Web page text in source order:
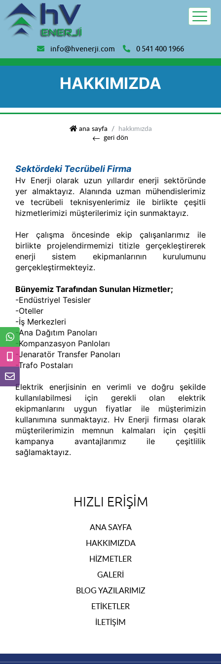
info@hvenerji.com 0 541 400 1966
HAKKIMIZDA
ana sayfahv enerji sakarya
hakkımızda
geri dön
HIZLI ERIŞIM
ANA SAYFA
HAKKIMIZDA
HIZMETLER
GALERI
BLOG YAZILARIMIZ
ETIKETLER
İLETIŞIM
Sektördeki Tecrübeli Firma
Hv Enerji olarak uzun yıllardır enerji sektöründe
yer almaktayız. Alanında uzman mühendislerimiz
ve tecrübeli teknisyenlerimiz ile birlikte çeşitli
hizmetlerimizi müşterilerimiz için sunmaktayız.
Her çalışma öncesinde ekip çalışanlarımız ile
birlikte projelendirmemizi titizle gerçekleştirerek
enerji sistem ekipmanlarının kurulumunu
gerçekleştirmekteyiz.
Bünyemiz Tarafından Sunulan Hizmetler;
-Endüstriyel Tesisler
-Oteller
-İş Merkezleri
-Ana Dağıtım Panoları
-Kompanzasyon Panloları
-Jenaratör Transfer Panoları
-Trafo Postaları
Elektrik enerjisinin en verimli ve doğru şekilde
kullanılabilmesi için gerekli olan elektrik
ekipmanlarını uygun fiyatlar ile müşterimizin
kullanımına sunmaktayız. Hv Enerji firması olarak
müşterilerimizin memnun kalmaları için çeşitli
kampanya avantajlarımız ile çeşitlilik
sağlamaktayız.